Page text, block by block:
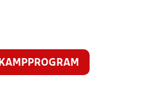
KAMPPROGRAM